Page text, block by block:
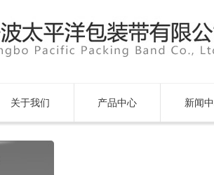
关于我们 产品中心 新闻